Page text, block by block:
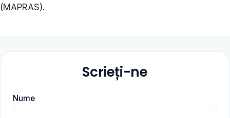
(MAPRAS).
Scrieți-ne
Nume